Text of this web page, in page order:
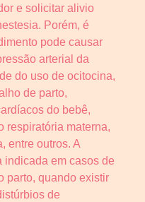
e solicitar alivio
Porém, é
pode causar
arterial da
do uso de ocitocina,
de parto,
do bebê,
respiratória materna,
entre outros. A
indicada em casos de
parto, quando existir
de